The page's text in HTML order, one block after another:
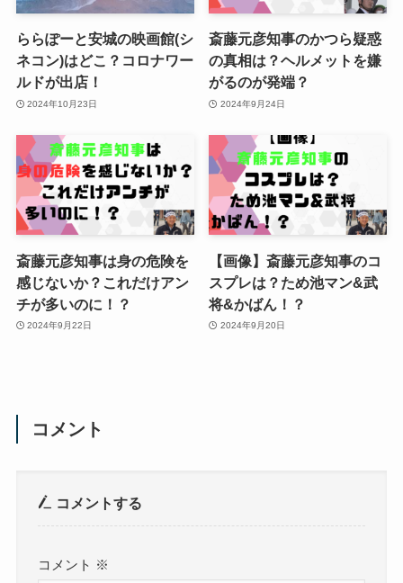
ららぽーと安城の映画館(シ
ネコン)はどこ？コロナワー
ルドが出店！
2024年10月23日
斎藤元彦知事のかつら疑惑
の真相は？ヘルメットを嫌
がるのが発端？
2024年9月24日
斎藤元彦知事は身の危険を
感じないか？これだけアン
チが多いのに！？
2024年9月22日
【画像】斎藤元彦知事のコ
スプレは？ため池マン&武
将&かばん！？
2024年9月20日
コメント
コメントする
コメント ※